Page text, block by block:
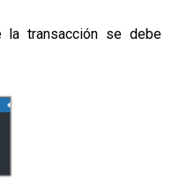
la transacción se debe